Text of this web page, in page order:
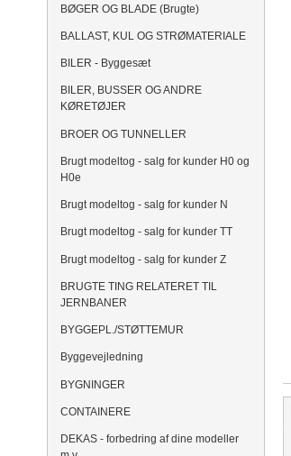
BØGER OG BLADE (Brugte)
BALLAST, KUL OG STRØMATERIALE
BILER - Byggesæt
BILER, BUSSER OG ANDRE
KØRETØJER
BROER OG TUNNELLER
Brugt modeltog - salg for kunder H0 og
H0e
Brugt modeltog - salg for kunder N
Brugt modeltog - salg for kunder TT
Brugt modeltog - salg for kunder Z
BRUGTE TING RELATERET TIL
JERNBANER
BYGGEPL./STØTTEMUR
Byggevejledning
BYGNINGER
CONTAINERE
DEKAS - forbedring af dine modeller